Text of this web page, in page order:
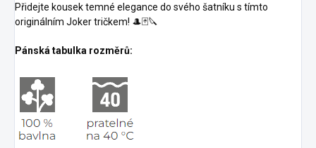
Přidejte kousek temné elegance do svého šatníku s tímto
originálním Joker tričkem! 🎩🃏🔪
Pánská tabulka rozměrů: